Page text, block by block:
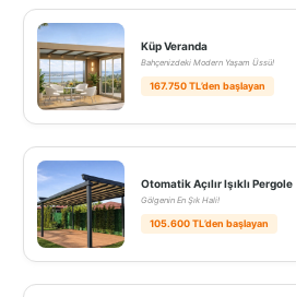
Küp Veranda
Bahçenizdeki Modern Yaşam Üssü!
167.750 TL’den başlayan
Otomatik Açılır Işıklı Pergole
Gölgenin En Şık Hali!
105.600 TL’den başlayan